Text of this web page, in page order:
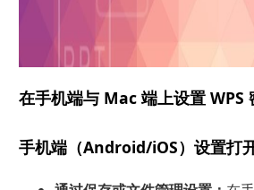
在手机端与 Mac 端上设置 WPS
手机端（Android/iOS）设置打